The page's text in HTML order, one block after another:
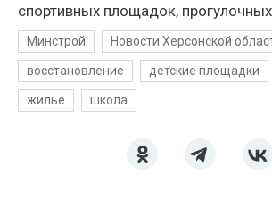
спортивных площадок,
Минстрой Новости Херсонской
восстановление детские площадки
жилье школа